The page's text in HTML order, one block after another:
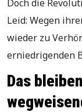
Doch die
Leid: Wegen
wieder zu
erniedrigenden
Das